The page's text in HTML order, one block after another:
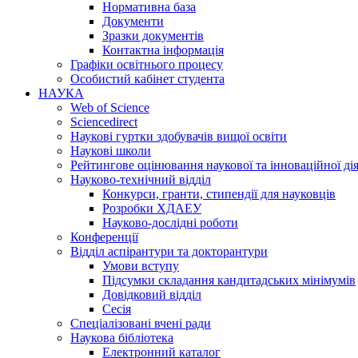
Нормативна база
Документи
Зразки документів
Контактна інформація
Графіки освітнього процесу
Особистий кабінет студента
НАУКА
Web of Science
Sciencedirect
Наукові гуртки здобувачів вищої освіти
Наукові школи
Рейтингове оцінювання наукової та інноваційної
Науково-технічний відділ
Конкурси, гранти, стипендії для науковців
Розробки ХДАЕУ
Науково-дослідні роботи
Конференції
Відділ аспірантури та докторантури
Умови вступу
Підсумки складання кандитадських мінімумів
Довідковий відділ
Сесія
Спеціалізовані вчені ради
Наукова бібліотека
Електронний каталог